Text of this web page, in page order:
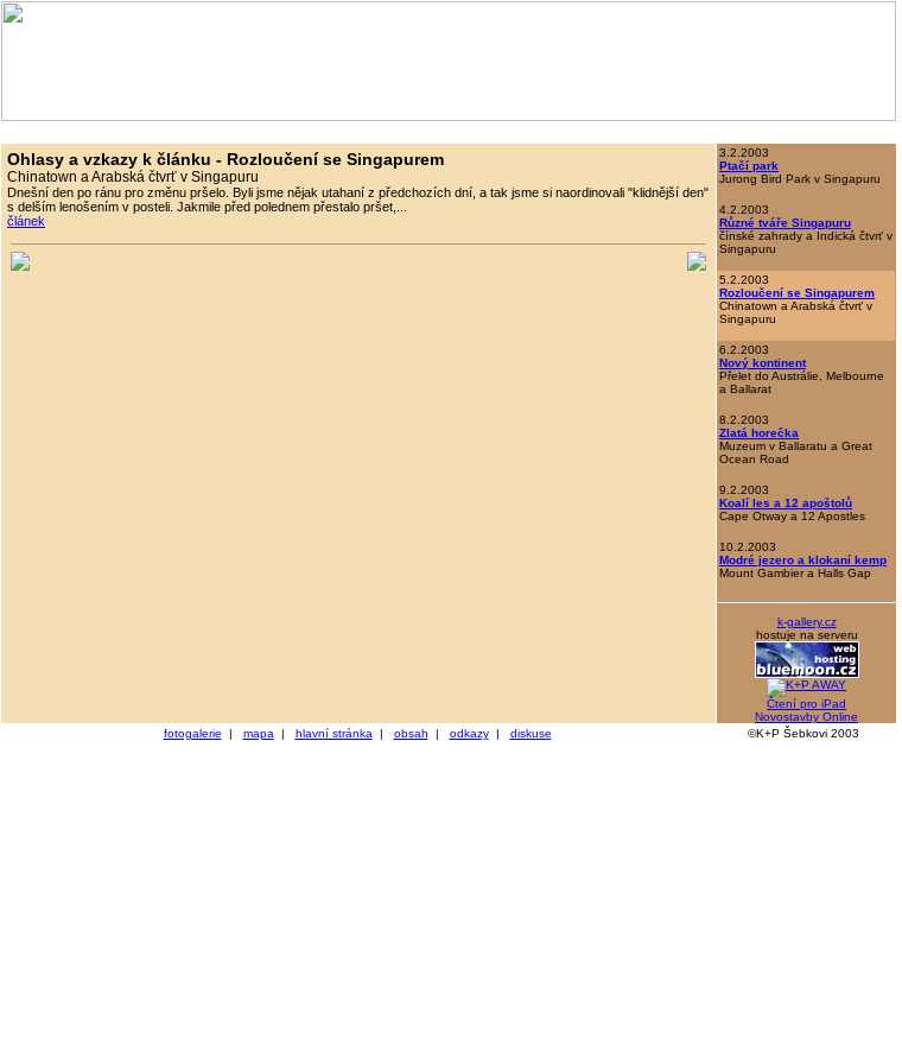
Ohlasy a vzkazy k článku - Rozloučení se Singapurem
Chinatown a Arabská čtvrť v Singapuru
Dnešní den po ránu pro změnu pršelo. Byli jsme nějak utahaní z předchozích dní, a tak jsme si naordinovali "klidnější den"
s delším lenošením v posteli. Jakmile před polednem přestalo pršet,...
článek
3.2.2003
Ptačí park
Jurong Bird Park v Singapuru
4.2.2003
Různé tváře Singapuru
čínské zahrady a Indická čtvrť v
Singapuru
5.2.2003
Rozloučení se Singapurem
Chinatown a Arabská čtvrť v
Singapuru
6.2.2003
Nový kontinent
Přelet do Austrálie, Melbourne
a Ballarat
8.2.2003
Zlatá horečka
Muzeum v Ballaratu a Great
Ocean Road
9.2.2003
Koalí les a 12 apoštolů
Cape Otway a 12 Apostles
10.2.2003
Modré jezero a klokaní kemp
Mount Gambier a Halls Gap
k-gallery.cz
hostuje na serveru
Čtení pro iPad
Novostavby Online
fotogalerie | mapa | hlavní stránka | obsah | odkazy| diskuse ©K+P Šebkovi 2003